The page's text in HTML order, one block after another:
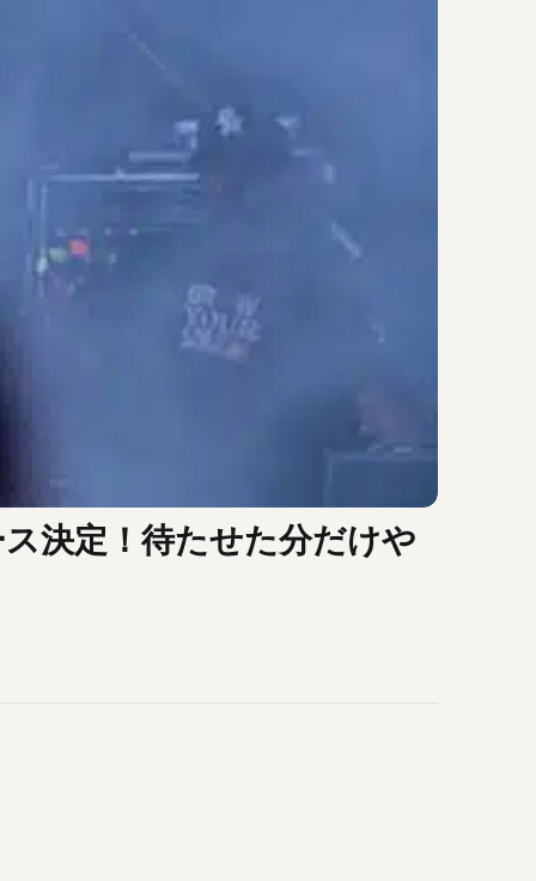
決定！待たせた分だけや